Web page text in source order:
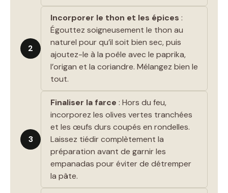
2
Incorporer le thon et les épices :
Égouttez soigneusement le thon au
naturel pour qu’il soit bien sec, puis
ajoutez-le à la poêle avec le paprika,
l’origan et la coriandre. Mélangez bien le
tout.
3
Finaliser la farce : Hors du feu,
incorporez les olives vertes tranchées
et les œufs durs coupés en rondelles.
Laissez tiédir complètement la
préparation avant de garnir les
empanadas pour éviter de détremper
la pâte.